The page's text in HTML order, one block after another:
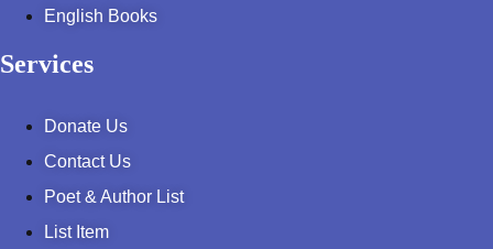
English Books
Services
Donate Us
Contact Us
Poet & Author List
List Item